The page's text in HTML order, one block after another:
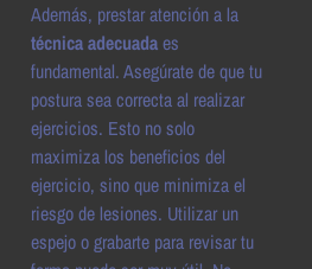
Además, prestar atención a la
técnica adecuadaes
fundamental. Asegúrate de que tu
postura sea correcta al realizar
ejercicios. Esto no solo
maximiza los beneficios del
ejercicio, sino que minimiza el
riesgo de lesiones. Utilizar un
espejo o grabarte para revisar tu